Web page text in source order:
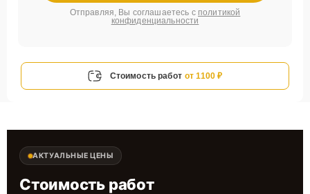
Отправляя, Вы соглашаетесь с политикой
конфиденциальности
Стоимость работ от 1100 ₽
АКТУАЛЬНЫЕ ЦЕНЫ
Стоимость работ